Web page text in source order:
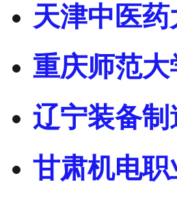
天津中医药
重庆师范
辽宁装备
甘肃机电